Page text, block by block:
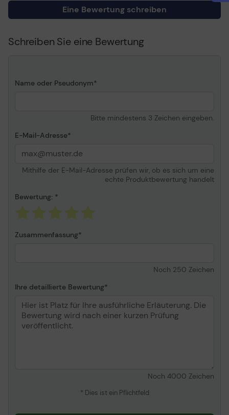
Eine Bewertung schreiben
Schreiben Sie eine Bewertung
Name oder Pseudonym
Bitte mindestens 3 Zeichen eingeben.
E-Mail-Adresse
Mithilfe der E-Mail-Adresse prüfen wir, ob es sich um eine
echte Produktbewertung handelt
Bewertung:
Zusammenfassung
Noch 250 Zeichen
Ihre detaillierte Bewertung
Noch 4000 Zeichen
* Dies ist ein Pflichtfeld